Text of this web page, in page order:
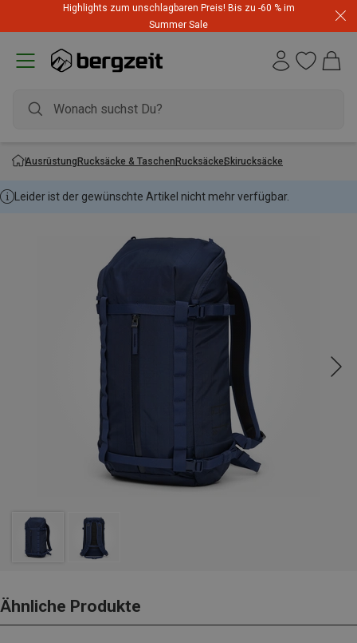
Highlights zum unschlagbaren Preis! Bis zu -60 % im
Summer Sale
AusrüstungRucksäcke & TaschenRucksäckeSkirucksäcke
Leider ist der gewünschte Artikel nicht mehr verfügbar.
Ähnliche Produkte